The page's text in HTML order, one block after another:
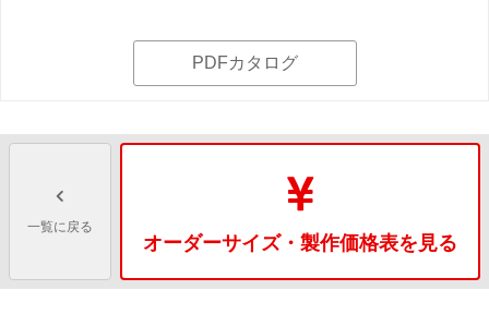
PDFカタログ
一覧に戻る
オーダーサイズ・製作価格表を見る